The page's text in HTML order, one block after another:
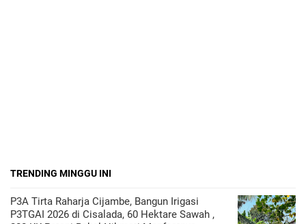
TRENDING MINGGU INI
P3A Tirta Raharja Cijambe, Bangun Irigasi
P3TGAI 2026 di Cisalada, 60 Hektare Sawah ,